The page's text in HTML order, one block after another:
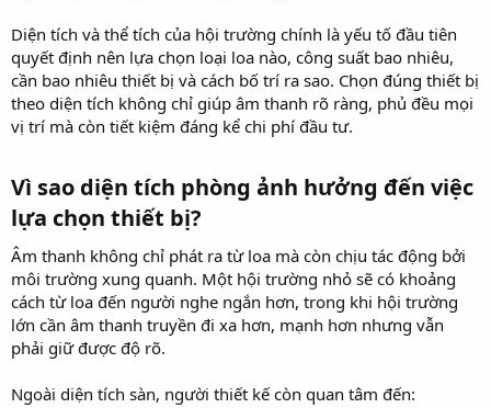
Diện tích và thể tích của hội trường chính là yếu tố đầu tiên
quyết định nên lựa chọn loại loa nào, công suất bao nhiêu,
cần bao nhiêu thiết bị và cách bố trí ra sao. Chọn đúng thiết bị
theo diện tích không chỉ giúp âm thanh rõ ràng, phủ đều mọi
vị trí mà còn tiết kiệm đáng kể chi phí đầu tư.
Vì sao diện tích phòng ảnh hưởng đến việc
lựa chọn thiết bị?​
Âm thanh không chỉ phát ra từ loa mà còn chịu tác động bởi
môi trường xung quanh. Một hội trường nhỏ sẽ có khoảng
cách từ loa đến người nghe ngắn hơn, trong khi hội trường
lớn cần âm thanh truyền đi xa hơn, mạnh hơn nhưng vẫn
phải giữ được độ rõ.
Ngoài diện tích sàn, người thiết kế còn quan tâm đến: